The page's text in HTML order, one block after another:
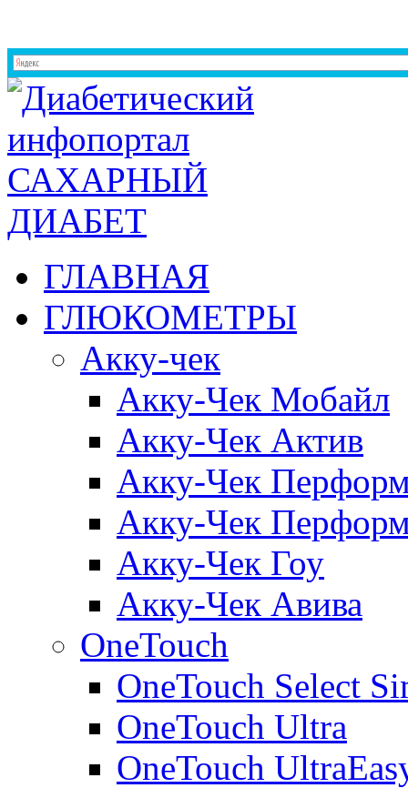
ГЛАВНАЯ
ГЛЮКОМЕТРЫ
Акку-чек
Акку-Чек Мобайл
Акку-Чек Актив
Акку-Чек
Акку-Чек
Акку-Чек Гоу
Акку-Чек Авива
OneTouch
OneTouch Select
OneTouch Ultra
OneTouch